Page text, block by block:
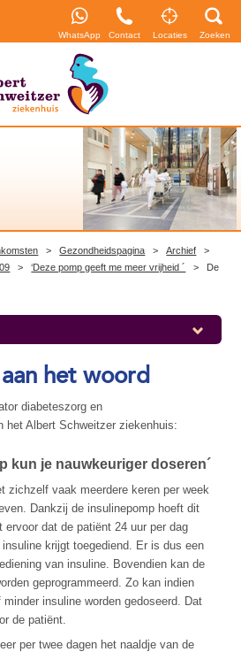
WhatsApp Contact Locaties Zoeken
> Gezondheidspagina > Archief
>
> ‘Deze pomp geeft me meer vrijheid ´ >
De
het woord
diabeteszorg en
het Albert Schweitzer ziekenhuis:
kun je nauwkeuriger doseren´
zichzelf vaak meerdere keren per week
Dankzij de insulinepomp hoeft dit
ervoor dat de patiënt 24 uur per dag
krijgt toegediend. Er is dus een
van insuline. Bovendien kan de
geprogrammeerd. Zo kan indien
insuline worden gedoseerd. Dat
de patiënt.
per twee dagen het naaldje van de